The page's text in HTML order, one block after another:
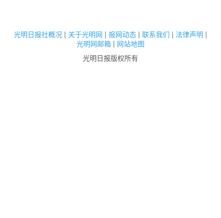
光明日报社概况 | 关于光明网 | 报网动态 | 联系我们 | 法律声明 |
光明网邮箱 | 网站地图
光明日报版权所有